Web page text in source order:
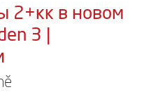
2+кк в новом
3 |